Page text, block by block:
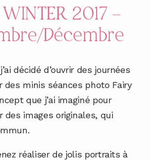
WINTER 2017 –
Décembre
décidé d’ouvrir des journées
des minis séances photo Fairy
que j’ai imaginé pour
des images originales, qui
réaliser de jolis portraits à